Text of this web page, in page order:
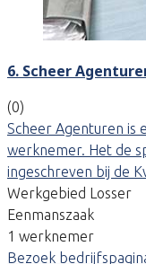
6. Scheer
(0)
Scheer Agenturen is
werknemer. Het de
ingeschreven bij de
Werkgebied Losser
Eenmanszaak
1 werknemer
Bezoek